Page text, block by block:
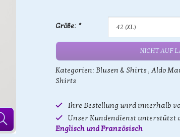
Größe: *
NICHT AUF
Kategorien: Blusen & Shirts, Aldo
Shirts
Ihre Bestellung wird innerhalb
Unser Kundendienst unterstützt
Englisch und Französisch